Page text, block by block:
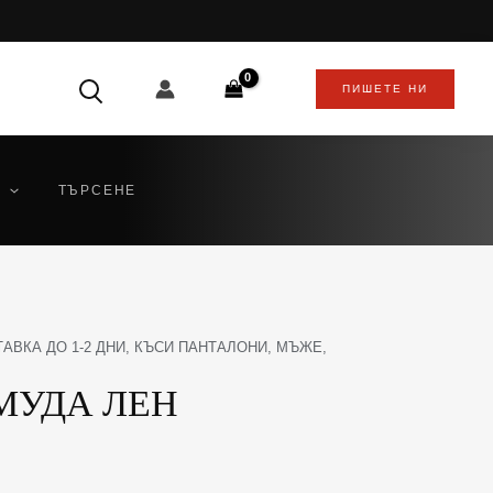
ПИШЕТЕ НИ
ТЪРСЕНЕ
ДО 1-2 ДНИ, КЪСИ ПАНТАЛОНИ, МЪЖЕ,
ЛЕН